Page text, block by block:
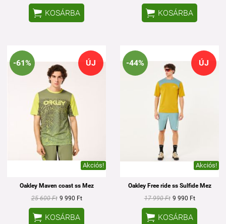
 KOSÁRBA  KOSÁRBA
ÚJ
-61%
Akciós!
Oakley Maven coast ss Mez
25 600 Ft 9 990 Ft
 KOSÁRBA
ÚJ
-44%
Akciós!
Oakley Free ride ss Sulfide Mez
17 990 Ft 9 990 Ft
 KOSÁRBA